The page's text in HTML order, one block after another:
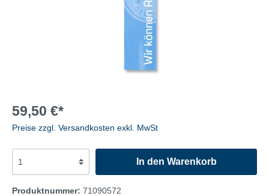
59,50 €*
Preise zzgl. Versandkosten exkl. MwSt
In den Warenkorb
Produktnummer: 71090572